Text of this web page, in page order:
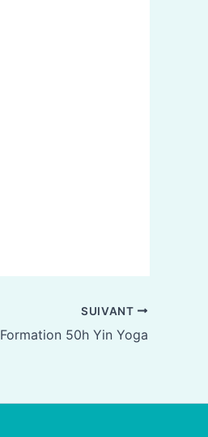
SUIVANT
Formation 50h Yin Yoga